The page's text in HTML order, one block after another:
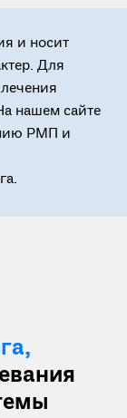
и носит
Для
нашем сайте
РМП и